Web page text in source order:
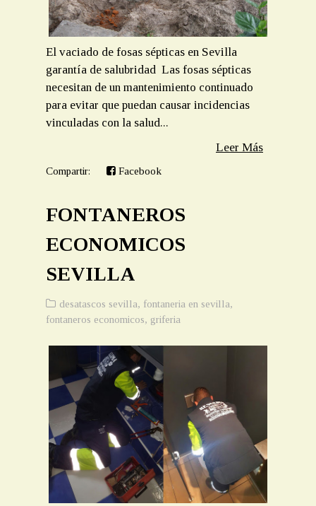
El vaciado de fosas sépticas en Sevilla
garantía de salubridad Las fosas sépticas
necesitan de un mantenimiento continuado
para evitar que puedan causar incidencias
vinculadas con la salud...
Leer Más
Compartir: Facebook
FONTANEROS
ECONOMICOS
SEVILLA
desatascos sevilla, fontaneria en sevilla,
fontaneros economicos, griferia